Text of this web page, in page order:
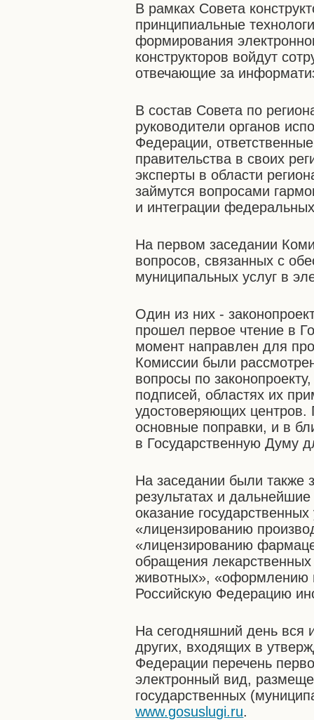
В рамках Совета
принципиальные
формирования
конструкторов войдут
отвечающие за
В состав Совета по
руководители органов
Федерации,
правительства в своих
эксперты в области
займутся вопросами
и интеграции
На первом заседании
вопросов, связанных с
муниципальных услуг в
Один из них -
прошел первое чтение в
момент направлен для
Комиссии были
вопросы по
подписей, областях их
удостоверяющих центров.
основные поправки, и в
в Государственную Думу
На заседании были также
результатах и
оказание
«лицензированию
«лицензированию
обращения
животных», «оформлению
Российскую Федерацию
На сегодняшний день вся
других, входящих в
Федерации перечень
электронный вид,
государственных
www.gosuslugi.ru.